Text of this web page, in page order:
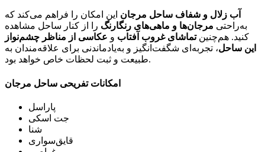
آب زلال و شفاف ساحل مرجان این امکان را فراهم می‌کند که
به‌راحتی مرجان‌ها و ماهی‌های رنگارنگ را از کنار ساحل مشاهده
کنید. هم‌چنینتماشای غروب آفتاب و عکاسی از مناظر چشم‌نواز
این ساحل، تجربه‌ای شگفت‌انگیز و به‌یادماندنی برای علاقه‌مندان به
طبیعت و ثبت لحظات خاص خواهد بود.
امکانات تفریحی ساحل مرجان
پاراسل
جت اسکی
شنا
قایق‌‌سواری